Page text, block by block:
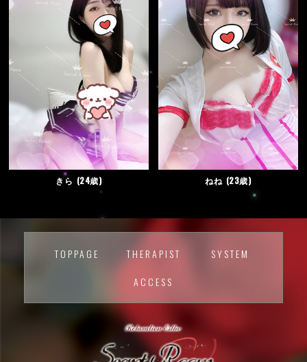
きら 24歳 ねね 23歳
TOPPAGE THERAPIST
SYSTEM
ACCESS